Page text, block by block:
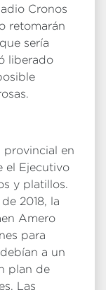
Cronos
retomarán
sería
liberado
provincial en
el Ejecutivo
y platillos.
2018, la
Amero
para
a un
plan de
Las